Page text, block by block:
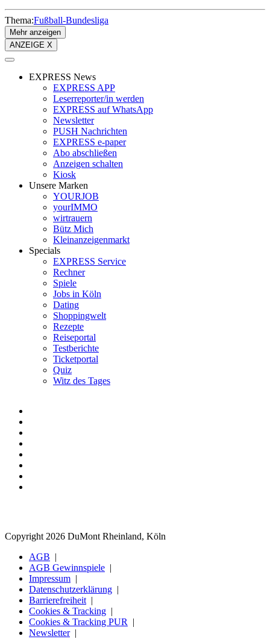
Thema:Fußball-Bundesliga
Mehr anzeigen
ANZEIGE X
EXPRESS News
EXPRESS APP
Leserreporter/in werden
EXPRESS auf WhatsApp
Newsletter
PUSH Nachrichten
EXPRESS e-paper
Abo abschließen
Anzeigen schalten
Kiosk
Unsere Marken
YOURJOB
yourIMMO
wirtrauern
Bütz Mich
Kleinanzeigenmarkt
Specials
EXPRESS Service
Rechner
Spiele
Jobs in Köln
Dating
Shoppingwelt
Rezepte
Reiseportal
Testberichte
Ticketportal
Quiz
Witz des Tages
Copyright 2026 DuMont Rheinland, Köln
AGB
AGB Gewinnspiele
Impressum
Datenschutzerklärung
Barrierefreiheit
Cookies & Tracking
Cookies & Tracking PUR
Newsletter